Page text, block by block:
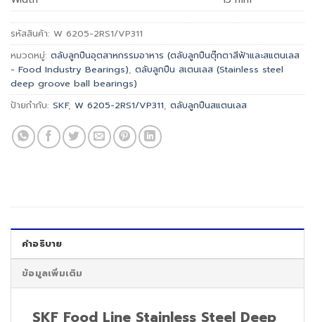
รหัสสินค้า: W 6205-2RS1/VP311
หมวดหมู่: ตลับลูกปืนอุตสาหกรรมอาหาร (ตลับลูกปืนตุ๊กตาสีฟ้าและสแตนเลส
- Food Industry Bearings), ตลับลูกปืน สเตนเลส (Stainless steel
deep groove ball bearings)
ป้ายกำกับ: SKF, W 6205-2RS1/VP311, ตลับลูกปืนสแตนเลส
คำอธิบาย
ข้อมูลเพิ่มเติม
SKF Food Line Stainless Steel Deep